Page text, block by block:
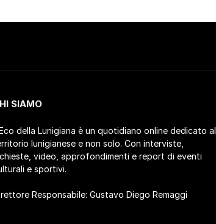
SIAMO
della Lunigiana è un quotidiano online dedicato al
lunigianese e non solo. Con interviste,
video, approfondimenti e report di eventi
e sportivi.
Responsabile: Gustavo Diego Remaggi